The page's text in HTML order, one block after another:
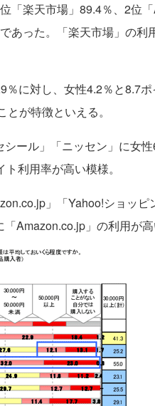
楽天市場」89.4％、2位「
あった。「楽天市場」の利
に対し、女性4.2％と8.7
が特徴といえる。
ール」「ニッセン」に女
利用率が高い模様。
」「Yahoo!ショッピ
Amazon.co.jp」の利用が高